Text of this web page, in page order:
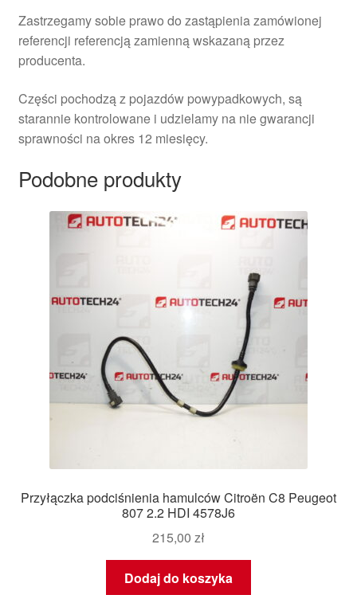
Zastrzegamy sobie prawo do zastąpienia zamówionej
referencji referencją zamienną wskazaną przez
producenta.
Części pochodzą z pojazdów powypadkowych, są
starannie kontrolowane i udzielamy na nie gwarancji
sprawności na okres 12 miesięcy.
Podobne produkty
Przyłączka podciśnienia hamulców Citroën C8 Peugeot
807 2.2 HDI 4578J6
215,00 zł
Dodaj do koszyka